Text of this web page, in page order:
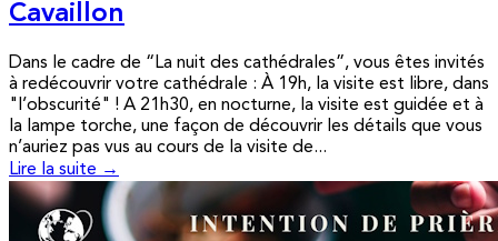
Cavaillon
Dans le cadre de “La nuit des cathédrales”, vous êtes invités
à redécouvrir votre cathédrale : À 19h, la visite est libre, dans
"l’obscurité" ! A 21h30, en nocturne, la visite est guidée et à
la lampe torche, une façon de découvrir les détails que vous
n’auriez pas vus au cours de la visite de...
Lire la suite →